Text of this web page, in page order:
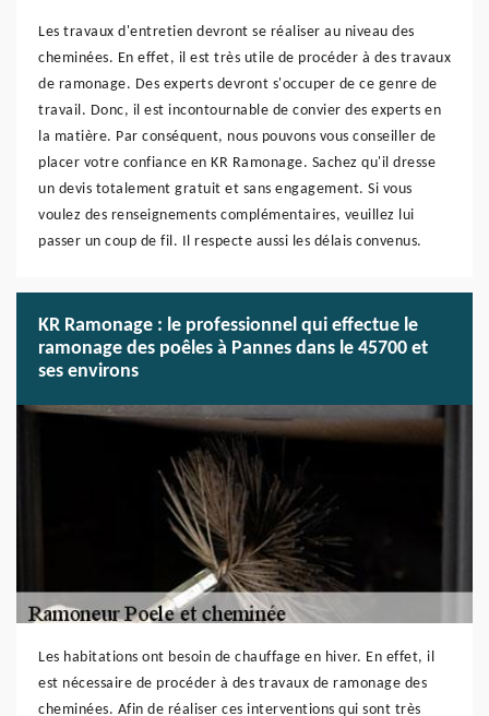
Les travaux d'entretien devront se réaliser au niveau des
cheminées. En effet, il est très utile de procéder à des travaux
de ramonage. Des experts devront s'occuper de ce genre de
travail. Donc, il est incontournable de convier des experts en
la matière. Par conséquent, nous pouvons vous conseiller de
placer votre confiance en KR Ramonage. Sachez qu'il dresse
un devis totalement gratuit et sans engagement. Si vous
voulez des renseignements complémentaires, veuillez lui
passer un coup de fil. Il respecte aussi les délais convenus.
KR Ramonage : le professionnel qui effectue le
ramonage des poêles à Pannes dans le 45700 et
ses environs
Les habitations ont besoin de chauffage en hiver. En effet, il
est nécessaire de procéder à des travaux de ramonage des
cheminées. Afin de réaliser ces interventions qui sont très